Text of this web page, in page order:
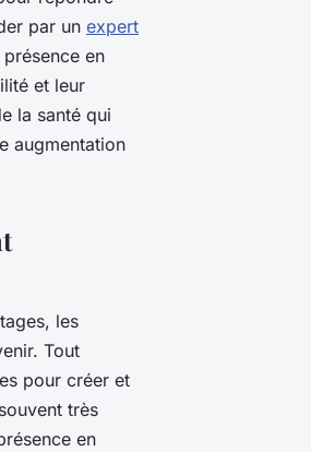
par un expert
en
et leur
la santé qui
augmentation
les
Tout
pour créer et
très
en